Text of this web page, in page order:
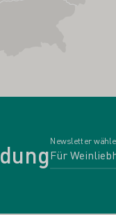
Newsletter